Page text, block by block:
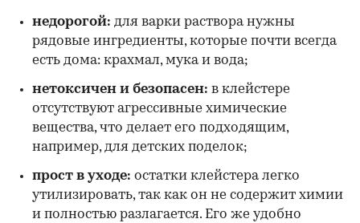
недорогой: для варки раствора нужны
рядовые ингредиенты, которые почти всегда
есть дома: крахмал, мука и вода;
нетоксичен и безопасен: в клейстере
отсутствуют агрессивные химические
вещества, что делает его подходящим,
например, для детских поделок;
прост в уходе: остатки клейстера легко
утилизировать, так как он не содержит химии
и полностью разлагается. Его же удобно